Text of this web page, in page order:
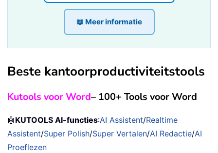
📖 Meer informatie
Beste kantoorproductiviteitstools
Kutools voor Word– 100+ Tools voor Word
🤖 KUTOOLS AI-functies:AI Assistent/Realtime
Assistent/Super Polish/Super Vertalen/AI Redactie/AI
Proeflezen